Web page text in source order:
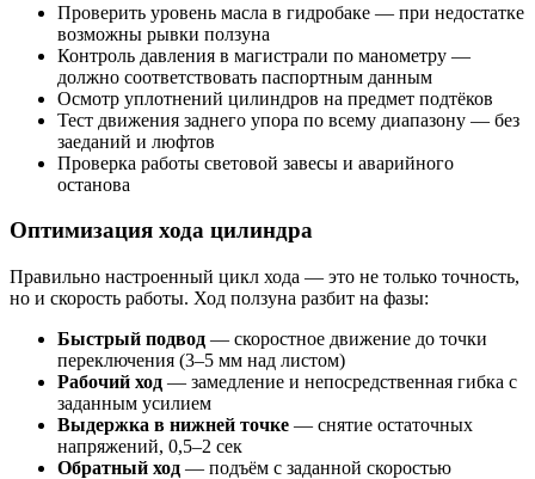
Проверить уровень масла в гидробаке — при недостатке
возможны рывки ползуна
Контроль давления в магистрали по манометру —
должно соответствовать паспортным данным
Осмотр уплотнений цилиндров на предмет подтёков
Тест движения заднего упора по всему диапазону — без
заеданий и люфтов
Проверка работы световой завесы и аварийного
останова
Оптимизация хода цилиндра
Правильно настроенный цикл хода — это не только точность,
но и скорость работы. Ход ползуна разбит на фазы:
Быстрый подвод — скоростное движение до точки
переключения (3–5 мм над листом)
Рабочий ход — замедление и непосредственная гибка с
заданным усилием
Выдержка в нижней точке — снятие остаточных
напряжений, 0,5–2 сек
Обратный ход — подъём с заданной скоростью